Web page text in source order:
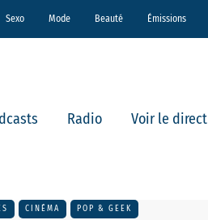
Sexo Mode Beauté Émissions
Radio Voir le direct
CINÉMA POP & GEEK